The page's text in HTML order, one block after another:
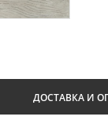
ДОСТАВКА И